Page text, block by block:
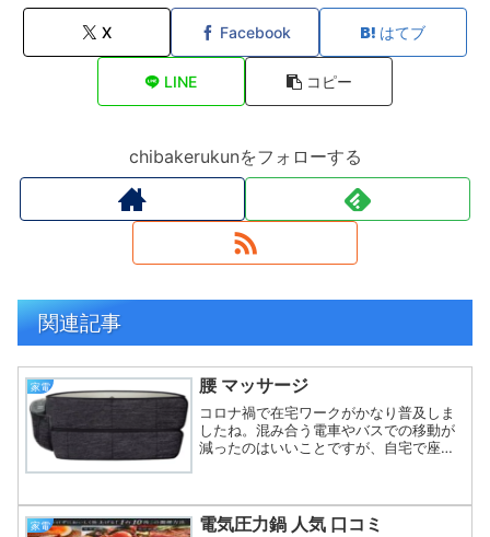
X Facebook はてブ
LINE コピー
chibakerukunをフォローする
関連記事
家電 腰 マッサージ
コロナ禍で在宅ワークがかなり普及しま
したね。混み合う電車やバスでの移動が
減ったのはいいことですが、自宅で座っ
くなり、骨盤周りの筋肉が...
家電 電気圧力鍋 人気 口コミ